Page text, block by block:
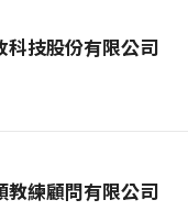
科技股份有限公司
教練顧問有限公司